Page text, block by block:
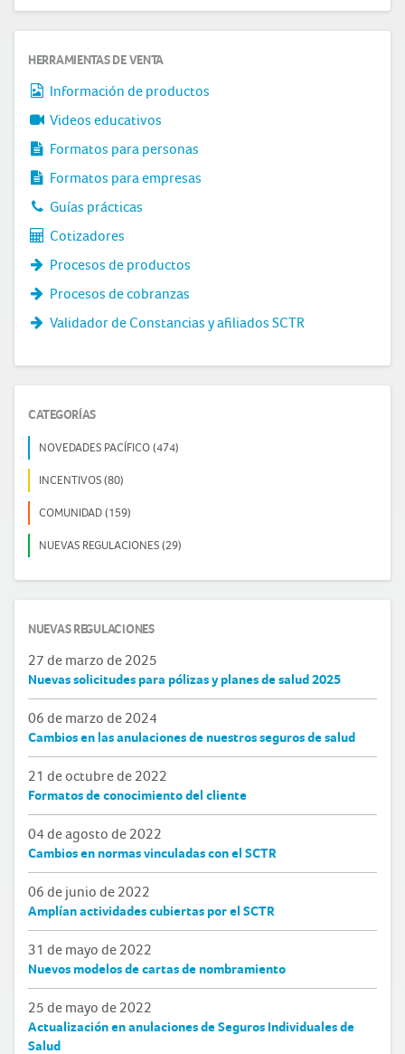
HERRAMIENTAS DE VENTA
Información de productos
Videos educativos
Formatos para personas
Formatos para empresas
Guías prácticas
Cotizadores
Procesos de productos
Procesos de cobranzas
Validador de Constancias y afiliados SCTR
CATEGORÍAS
NOVEDADES PACÍFICO (474)
INCENTIVOS (80)
COMUNIDAD (159)
NUEVAS REGULACIONES (29)
NUEVAS REGULACIONES
27 de marzo de 2025
Nuevas solicitudes para pólizas y planes de salud 2025
06 de marzo de 2024
Cambios en las anulaciones de nuestros seguros de salud
21 de octubre de 2022
Formatos de conocimiento del cliente
04 de agosto de 2022
Cambios en normas vinculadas con el SCTR
06 de junio de 2022
Amplían actividades cubiertas por el SCTR
31 de mayo de 2022
Nuevos modelos de cartas de nombramiento
25 de mayo de 2022
Actualización en anulaciones de Seguros Individuales de
Salud